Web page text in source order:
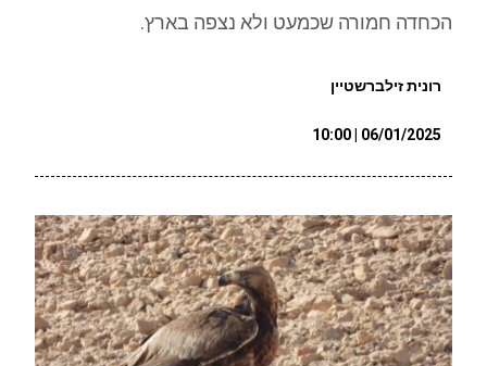
הכחדה חמורה שכמעט ולא נצפה בארץ.
רונית זילברשטיין
06/01/2025 | 10:00